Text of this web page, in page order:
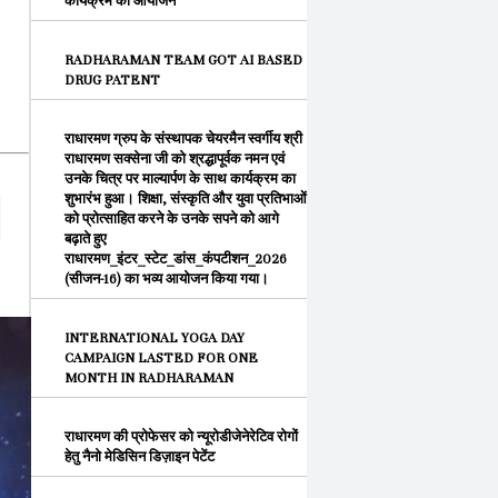
RADHARAMAN TEAM GOT AI BASED
DRUG PATENT
राधारमण ग्रुप के संस्थापक चेयरमैन स्वर्गीय श्री
राधारमण सक्सेना जी को श्रद्धापूर्वक नमन एवं
उनके चित्र पर माल्यार्पण के साथ कार्यक्रम का
शुभारंभ हुआ। शिक्षा, संस्कृति और युवा प्रतिभाओं
को प्रोत्साहित करने के उनके सपने को आगे
बढ़ाते हुए
राधारमण_इंटर_स्टेट_डांस_कंपटीशन_2026
(सीजन-16) का भव्य आयोजन किया गया।
INTERNATIONAL YOGA DAY
CAMPAIGN LASTED FOR ONE
MONTH IN RADHARAMAN
राधारमण की प्रोफेसर को न्यूरोडीजेनेरेटिव रोगों
हेतु नैनो मेडिसिन डिज़ाइन पेटेंट